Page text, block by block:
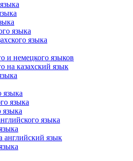
языка
языка
и немецкого языков
на казахский язык
языка
языка
языка
языка
английский язык